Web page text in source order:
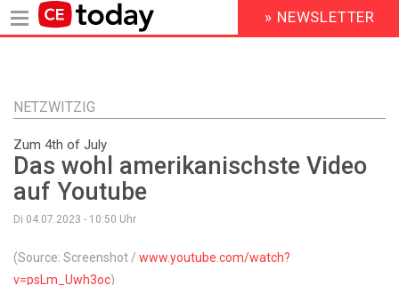
Inhalt
HEADER
MENU
» NEWSLETTER
NETZWITZIG
Zum 4th of July
Das wohl amerikanischste Video
auf Youtube
Di 04.07.2023 - 10:50 Uhr
(Source: Screenshot / www.youtube.com/watch?
v=psLm_Uwh3oc)